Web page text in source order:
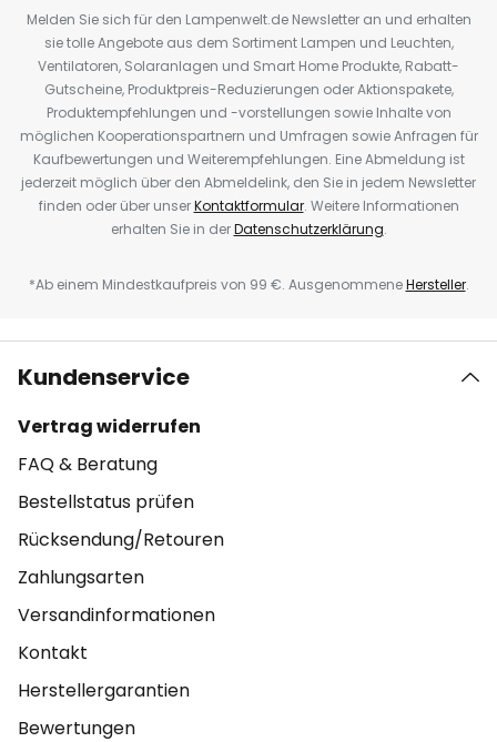
Melden Sie sich für den Lampenwelt.de Newsletter an und erhalten
sie tolle Angebote aus dem Sortiment Lampen und Leuchten,
Ventilatoren, Solaranlagen und Smart Home Produkte, Rabatt-
Gutscheine, Produktpreis-Reduzierungen oder Aktionspakete,
Produktempfehlungen und -vorstellungen sowie Inhalte von
möglichen Kooperationspartnern und Umfragen sowie Anfragen für
Kaufbewertungen und Weiterempfehlungen. Eine Abmeldung ist
jederzeit möglich über den Abmeldelink, den Sie in jedem Newsletter
finden oder über unserKontaktformular. Weitere Informationen
erhalten Sie in derDatenschutzerklärung.
*Ab einem Mindestkaufpreis von 99 €. AusgenommeneHersteller.
Kundenservice
Vertrag widerrufen
FAQ & Beratung
Bestellstatus prüfen
Rücksendung/Retouren
Zahlungsarten
Versandinformationen
Kontakt
Herstellergarantien
Bewertungen